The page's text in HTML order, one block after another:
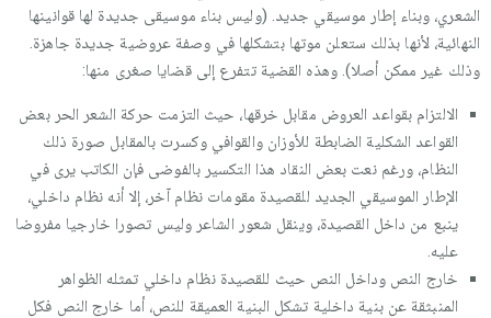
الشعري، وبناء إطار موسيقي جديد. (وليس بناء موسيقى جديدة لها قوانينها
النهائية، لأنها بذلك ستعلن موتها بتشكلها في وصفة عروضية جديدة جاهزة.
وذلك غير ممكن أصلا). وهذه القضية تتفرع إلى قضايا صغرى منها:
الالتزام بقواعد العروض مقابل خرقها، حيث التزمت حركة الشعر الحر بعض
القواعد الشكلية الضابطة للأوزان والقوافي وكسرت بالمقابل صورة ذلك
النظام، ورغم نعت بعض النقاد هذا التكسير بالفوضى فإن الكاتب يرى في
الإطار الموسيقي الجديد للقصيدة مقومات نظام آخر، إلا أنه نظام داخلي،
ينبع من داخل القصيدة، وينقل شعور الشاعر وليس تصورا خارجيا مفروضا
عليه.
خارج النص وداخل النص حيث للقصيدة نظام داخلي تمثله الظواهر
المنبثقة عن بنية داخلية تشكل البنية العميقة للنص، أما خارج النص فكل